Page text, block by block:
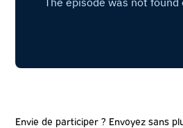
Envie de participer ? Envoyez sans